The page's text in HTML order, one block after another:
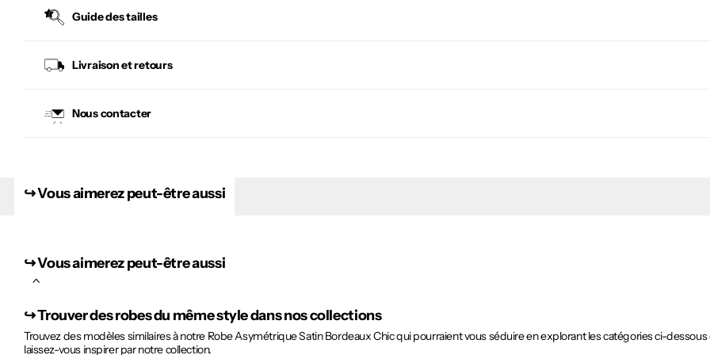
Guide des tailles
Livraison et retours
Nous contacter
↪︎ Vous aimerez peut-être aussi
↪︎ Vous aimerez peut-être aussi
↪︎Trouver des robes du même style dans nos collections
Trouvez des modèles similaires à notre Robe Asymétrique Satin Bordeaux Chic qui pourraient vous séduire en explorant les catégories ci-dessous
laissez-vous inspirer par notre collection.